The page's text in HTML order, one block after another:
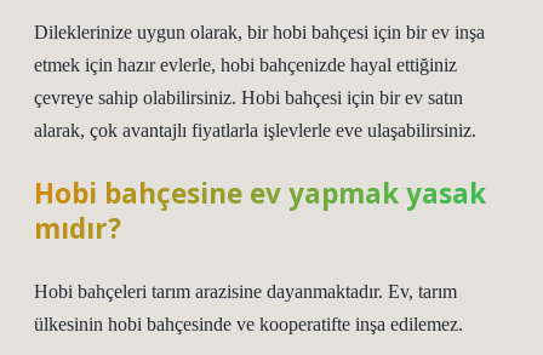
Dileklerinize uygun olarak, bir hobi bahçesi için bir ev inşa
etmek için hazır evlerle, hobi bahçenizde hayal ettiğiniz
çevreye sahip olabilirsiniz. Hobi bahçesi için bir ev satın
alarak, çok avantajlı fiyatlarla işlevlerle eve ulaşabilirsiniz.
Hobi bahçesine ev yapmak yasak
mıdır?
Hobi bahçeleri tarım arazisine dayanmaktadır. Ev, tarım
ülkesinin hobi bahçesinde ve kooperatifte inşa edilemez.